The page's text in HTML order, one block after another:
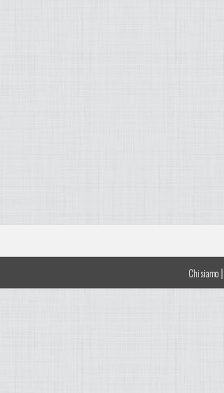
Chi siamo |